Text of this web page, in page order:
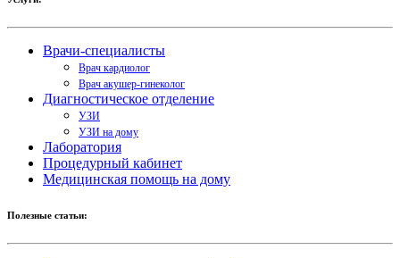
Врачи-специалисты
Врач кардиолог
Врач акушер-гинеколог
Диагностическое отделение
УЗИ
УЗИ на дому
Лаборатория
Процедурный кабинет
Медицинская помощь на дому
Полезные статьи: